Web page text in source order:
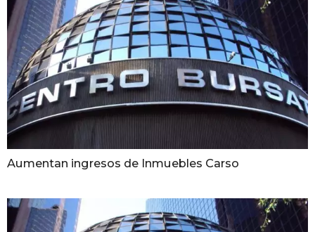
Aumentan ingresos de Inmuebles Carso